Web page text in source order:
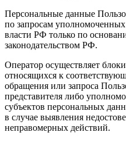
Персональные данные
по запросам уполномоченных
власти РФ только по
законодательством РФ.
Оператор осуществляет
относящихся к
обращения или запроса
представителя либо
субъектов персональных
в случае выявления
неправомерных действий.